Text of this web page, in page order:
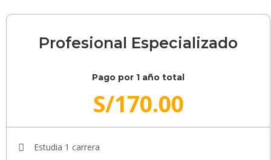
Profesional Especializado
Pago por 1 año total
S/170.00
Estudia 1 carrera